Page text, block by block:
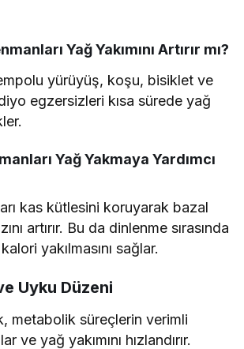
Yağ Yakımını Artırır mı?
yürüyüş, koşu, bisiklet ve
egzersizleri kısa sürede yağ
Yağ Yakmaya Yardımcı
kas kütlesini koruyarak bazal
artırır. Bu da dinlenme sırasında
yakılmasını sağlar.
Uyku Düzeni
metabolik süreçlerin verimli
ve yağ yakımını hızlandırır.